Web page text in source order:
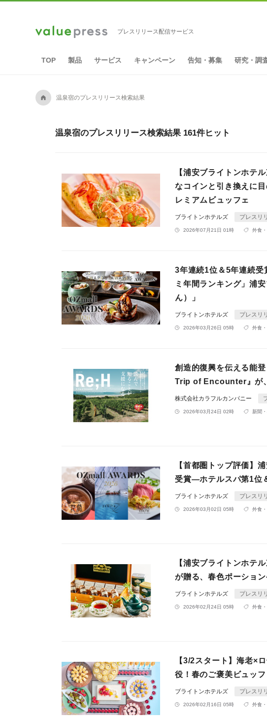
プレスリリース配信サービス
TOP 製品 サービス キャンペーン 告知・募集 研究・調
A 温泉宿のプレスリリース検索結果
温泉宿のプレスリリース検索結果 161件ヒット
【浦安ブライトンホテ
なコインと引き換えに
レミアムビュッフェ
ブライトンホテルズ プレスリ
2026年07月21日 01時 外食
3年連続1位＆5年連続
ミ年間ランキング」浦
ん）」
ブライトンホテルズ プレスリ
2026年03月26日 05時 外食
創造的復興を伝える能
Trip of Encounter』が
株式会社カラフルカンパニー
2026年03月24日 02時 新聞
【首都圏トップ評価】
受賞―ホテルスパ第1位
ブライトンホテルズ プレスリ
2026年03月02日 05時 外食
【浦安ブライトンホテ
が贈る、春色ポーショ
ブライトンホテルズ プレスリ
2026年02月24日 05時 外食
【3/2スタート】海老×
役！春のご褒美ビュッ
ブライトンホテルズ プレスリ
2026年02月16日 05時 外食